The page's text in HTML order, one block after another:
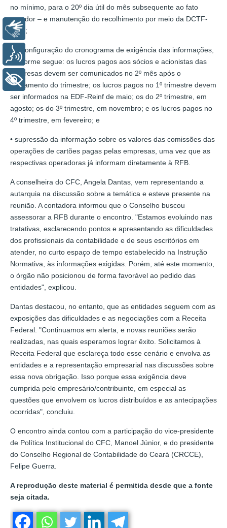
no mínimo, para o 20º dia útil do mês subsequente ao fato
gerador – e manutenção do recolhimento por meio da DCTF-
PGD;
• reconfiguração do cronograma de exigência das informações,
conforme segue: os lucros pagos aos sócios e acionistas das
empresas devem ser comunicados no 2º mês após o
fechamento do trimestre; os lucros pagos no 1º trimestre devem
ser informados na EDF-Reinf de maio; os do 2º trimestre, em
agosto; os do 3º trimestre, em novembro; e os lucros pagos no
4º trimestre, em fevereiro; e
• supressão da informação sobre os valores das comissões das
operações de cartões pagas pelas empresas, uma vez que as
respectivas operadoras já informam diretamente à RFB.
A conselheira do CFC, Angela Dantas, vem representando a
autarquia na discussão sobre a temática e esteve presente na
reunião. A contadora informou que o Conselho buscou
assessorar a RFB durante o encontro. "Estamos evoluindo nas
tratativas, esclarecendo pontos e apresentando as dificuldades
dos profissionais da contabilidade e de seus escritórios em
atender, no curto espaço de tempo estabelecido na Instrução
Normativa, às informações exigidas. Porém, até este momento,
o órgão não posicionou de forma favorável ao pedido das
entidades", explicou.
Dantas destacou, no entanto, que as entidades seguem com as
exposições das dificuldades e as negociações com a Receita
Federal. "Continuamos em alerta, e novas reuniões serão
realizadas, nas quais esperamos lograr êxito. Solicitamos à
Receita Federal que esclareça todo esse cenário e envolva as
entidades e a representação empresarial nas discussões sobre
essa nova obrigação. Isso porque essa exigência deve
cumprida pelo empresário/contribuinte, em especial as
questões que envolvem os lucros distribuídos e as antecipações
ocorridas", concluiu.
O encontro ainda contou com a participação do vice-presidente
de Política Institucional do CFC, Manoel Júnior, e do presidente
do Conselho Regional de Contabilidade do Ceará (CRCCE),
Felipe Guerra.
A reprodução deste material é permitida desde que a fonte
seja citada.
Voz